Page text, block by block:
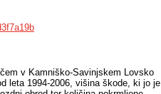
v Kamniško-Savinjskem Lovsko
leta 1994-2006, višina škode, ki jo je